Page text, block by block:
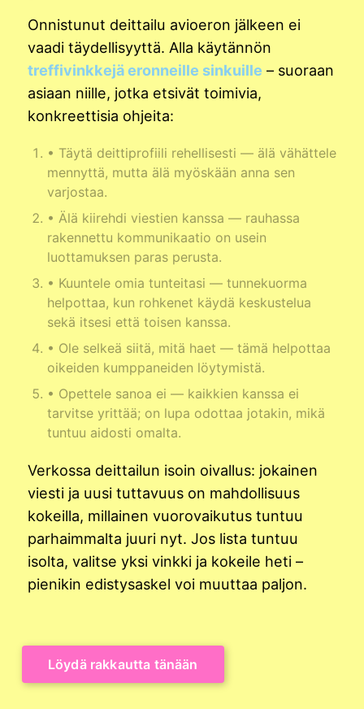
Onnistunut deittailu avioeron jälkeen ei
vaadi täydellisyyttä. Alla käytännön
treffivinkkejä eronneille sinkuille – suoraan
asiaan niille, jotka etsivät toimivia,
konkreettisia ohjeita:
• Täytä deittiprofiili rehellisesti — älä vähättele
mennyttä, mutta älä myöskään anna sen
varjostaa.
• Älä kiirehdi viestien kanssa — rauhassa
rakennettu kommunikaatio on usein
luottamuksen paras perusta.
• Kuuntele omia tunteitasi — tunnekuorma
helpottaa, kun rohkenet käydä keskustelua
sekä itsesi että toisen kanssa.
• Ole selkeä siitä, mitä haet — tämä helpottaa
oikeiden kumppaneiden löytymistä.
• Opettele sanoa ei — kaikkien kanssa ei
tarvitse yrittää; on lupa odottaa jotakin, mikä
tuntuu aidosti omalta.
Verkossa deittailun isoin oivallus: jokainen
viesti ja uusi tuttavuus on mahdollisuus
kokeilla, millainen vuorovaikutus tuntuu
parhaimmalta juuri nyt. Jos lista tuntuu
isolta, valitse yksi vinkki ja kokeile heti –
pienikin edistysaskel voi muuttaa paljon.
Löydä rakkautta tänään